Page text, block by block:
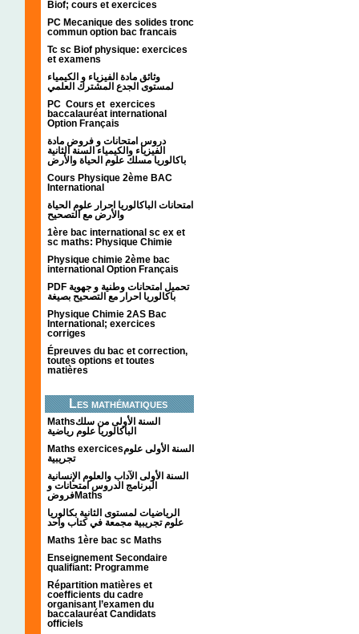
Biof; cours et exercices
PC Mecanique des solides tronc
commun option bac francais
Tc sc Biof physique: exercices
et examens
وثائق مادة الفيزياء و الكيمياء
PC Cours et exercices
baccalauréat international
Option Français
دروس امتحانات و فروض مادة
الفيزياء والكيمياء السنة الثانية
باكالوريا مسلك علوم الحياة والأرض
Cours Physique 2ème BAC
International
امتحانات الباكالوريا احرار علوم الحياة
والأرض مع التصحيح
1ère bac international sc ex et
sc maths: Physique Chimie
Physique chimie 2ème bac
international Option Français
PDF تحميل امتحانات وطنية و جهوية
باكالوريا احرار مع التصحيح بصيغة
Physique Chimie 2AS Bac
International; exercices
corriges
Épreuves du bac et correction,
toutes options et toutes
matières
Les mathématiques
Mathsالسنة الأولى من سلك
الباكالوريا علوم رياضية
Maths exercicesالسنة الأولى علوم
تجريبية
السنة الأولى الآداب والعلوم الإنسانية
البرنامج الدروس امتحانات و
فروضMaths
الرياضيات لمستوى الثانية بكالوريا
علوم تجريبية مجمعة في كتاب واحد
Maths 1ère bac sc Maths
Enseignement Secondaire
qualifiant: Programme
Répartition matières et
coefficients du cadre
organisant l’examen du
baccalauréat Candidats
officiels